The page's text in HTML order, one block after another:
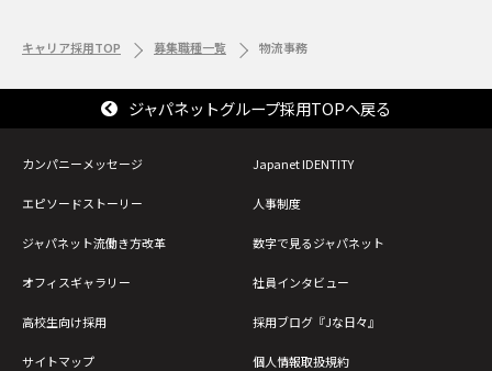
ジャパネットグループ 採用デスク
0120-314-252
（受付時間：9:00～18:00）※土日祝・年末年始を
除く
キャリア採用TOP 募集職種一覧 物流事務
ジャパネットグループ採用TOPへ戻る
カンパニーメッセージ Japanet IDENTITY
エピソードストーリー 人事制度
ジャパネット流働き方改革 数字で見るジャパネット
オフィスギャラリー 社員インタビュー
高校生向け採用 採用ブログ『Jな日々』
サイトマップ 個人情報取扱規約